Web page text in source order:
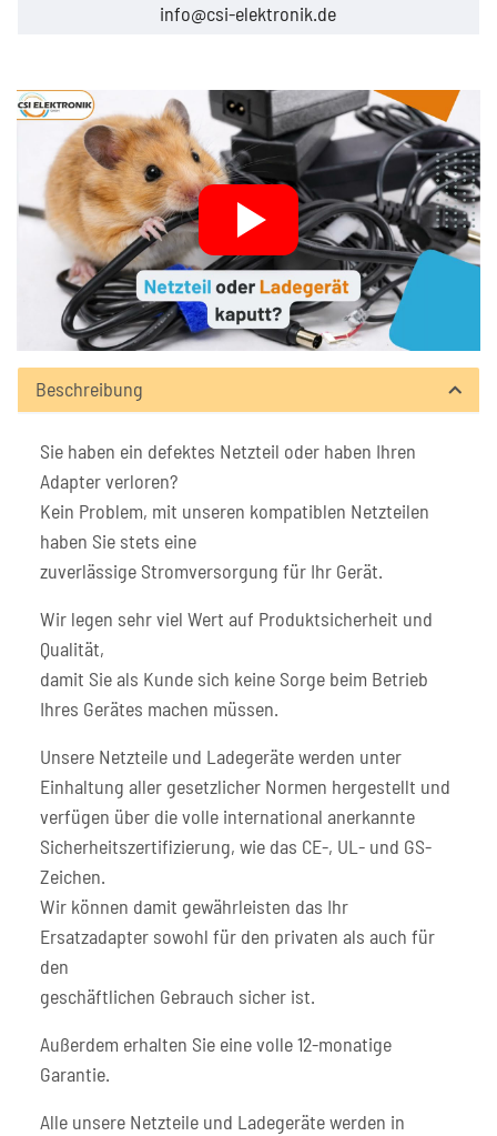
info@csi-elektronik.de
Beschreibung
Sie haben ein defektes Netzteil oder haben Ihren
Adapter verloren?
Kein Problem, mit unseren kompatiblen Netzteilen
haben Sie stets eine
zuverlässige Stromversorgung für Ihr Gerät.
Wir legen sehr viel Wert auf Produktsicherheit und
Qualität,
damit Sie als Kunde sich keine Sorge beim Betrieb
Ihres Gerätes machen müssen.
Unsere Netzteile und Ladegeräte werden unter
Einhaltung aller gesetzlicher Normen hergestellt und
verfügen über die volle international anerkannte
Sicherheitszertifizierung, wie das CE-, UL- und GS-
Zeichen.
Wir können damit gewährleisten das Ihr
Ersatzadapter sowohl für den privaten als auch für
den
geschäftlichen Gebrauch sicher ist.
Außerdem erhalten Sie eine volle 12-monatige
Garantie.
Alle unsere Netzteile und Ladegeräte werden in